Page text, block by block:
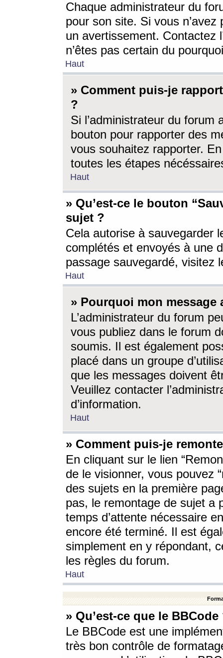
Chaque administrateur du
pour son site. Si vous
un avertissement. Contactez
n’êtes pas certain du
Haut
» Comment puis-je
?
Si l’administrateur du forum
bouton pour rapporter des
vous souhaitez rapporter.
toutes les étapes
Haut
» Qu’est-ce le bouton
sujet ?
Cela autorise à sauvegarder
complétés et envoyés à une
passage sauvegardé, visitez
Haut
» Pourquoi mon message
L’administrateur du forum
vous publiez dans le forum
soumis. Il est également
placé dans un groupe
que les messages doivent
Veuillez contacter
d’information.
Haut
» Comment puis-je
En cliquant sur le lien
de le visionner, vous pouvez
des sujets en la première
pas, le remontage de sujet a
temps d’attente nécessaire
encore été terminé. Il est
simplement en y répondant,
les règles du forum.
Haut
» Qu’est-ce que le BBCode
Le BBCode est une
très bon contrôle de